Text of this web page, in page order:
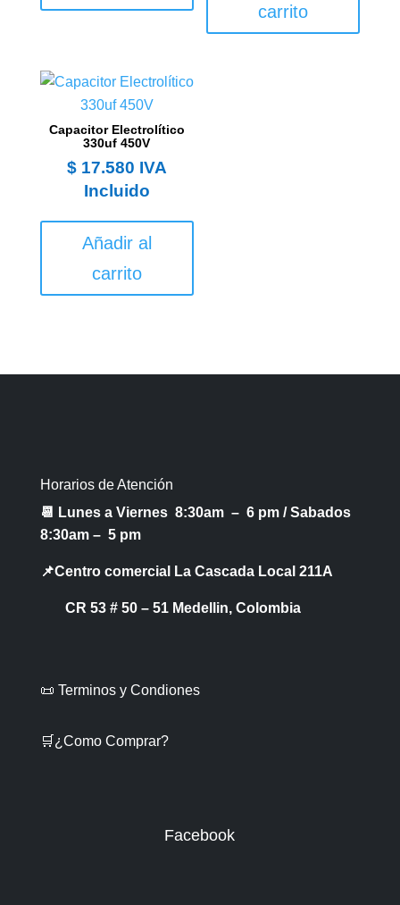
carrito
Capacitor Electrolítico
330uf 450V
$17.580 IVA
Incluido
Añadir al
carrito
Horarios de Atención
📆 Lunes a Viernes 8:30am – 6 pm /Sabados
8:30am – 5 pm
📌Centro comercial La Cascada Local 211A
CR 53 # 50 – 51 Medellin, Colombia
📜 Terminos y Condiones
🛒¿Como Comprar?
Facebook